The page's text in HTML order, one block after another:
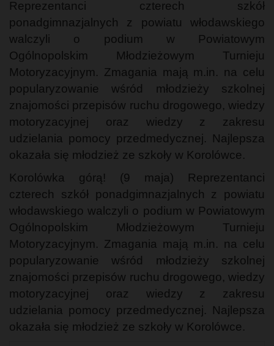
Reprezentanci czterech szkół
ponadgimnazjalnych z powiatu włodawskiego
walczyli o podium w Powiatowym
Ogólnopolskim Młodzieżowym Turnieju
Motoryzacyjnym. Zmagania mają m.in. na celu
popularyzowanie wśród młodzieży szkolnej
znajomości przepisów ruchu drogowego, wiedzy
motoryzacyjnej oraz wiedzy z zakresu
udzielania pomocy przedmedycznej. Najlepsza
okazała się młodzież ze szkoły w Korolówce.
Korolówka górą! (9 maja) Reprezentanci
czterech szkół ponadgimnazjalnych z powiatu
włodawskiego walczyli o podium w Powiatowym
Ogólnopolskim Młodzieżowym Turnieju
Motoryzacyjnym. Zmagania mają m.in. na celu
popularyzowanie wśród młodzieży szkolnej
znajomości przepisów ruchu drogowego, wiedzy
motoryzacyjnej oraz wiedzy z zakresu
udzielania pomocy przedmedycznej. Najlepsza
okazała się młodzież ze szkoły w Korolówce.